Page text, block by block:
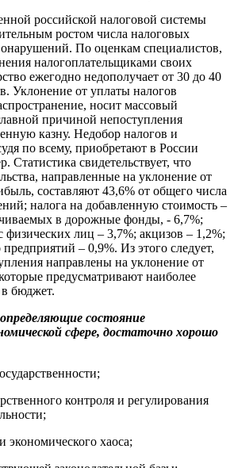
российской налоговой системы
ростом числа налоговых
По оценкам специалистов,
налогоплательщиками своих
ежегодно недополучает от 30 до 40
Уклонение от уплаты налогов
носит массовый
причиной непоступления
казну. Недобор налогов и
по всему, приобретают в России
Статистика свидетельствует, что
направленные на уклонение от
составляют 43,6% от общего числа
налога на добавленную стоимость –
в дорожные фонды, - 6,7%;
физических лиц – 3,7%; акцизов – 1,2%;
– 0,9%. Из этого следует,
направлены на уклонение от
предусматривают наиболее
бюджет.
состояние
сфере, достаточно хорошо
контроля и регулирования
экономического хаоса;